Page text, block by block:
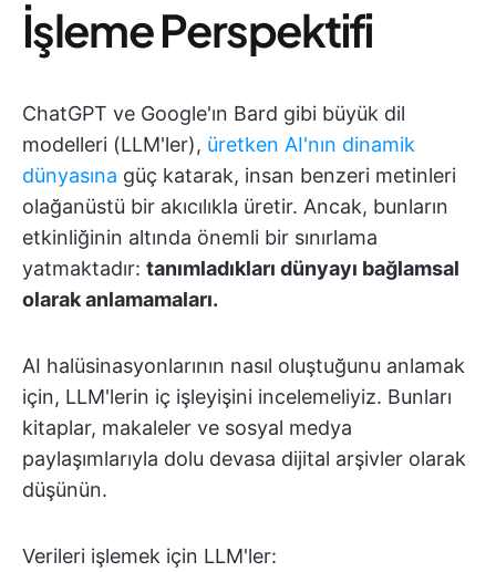
İşleme Perspektifi
ChatGPT ve Google'ın Bard gibi büyük dil
modelleri (LLM'ler), üretken AI'nın dinamik
dünyasına güç katarak, insan benzeri metinleri
olağanüstü bir akıcılıkla üretir. Ancak, bunların
etkinliğinin altında önemli bir sınırlama
yatmaktadır: tanımladıkları dünyayı bağlamsal
olarak anlamamaları.
AI halüsinasyonlarının nasıl oluştuğunu anlamak
için, LLM'lerin iç işleyişini incelemeliyiz. Bunları
kitaplar, makaleler ve sosyal medya
paylaşımlarıyla dolu devasa dijital arşivler olarak
düşünün.
Verileri işlemek için LLM'ler: